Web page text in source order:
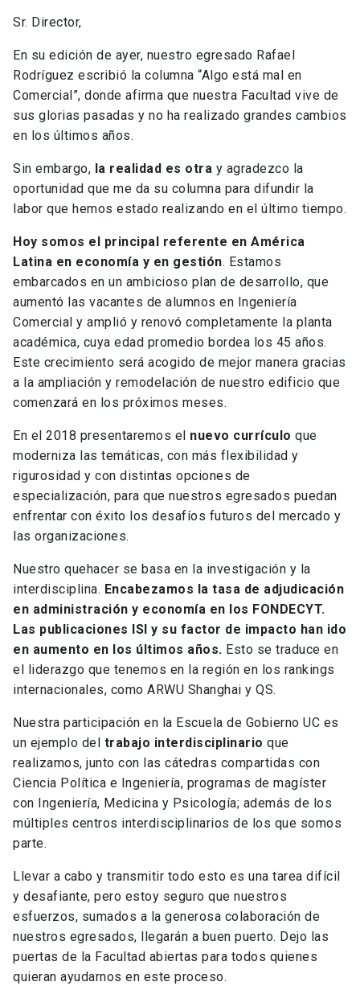
Sr. Director,
En su edición de ayer, nuestro egresado Rafael
Rodríguez escribió la columna “Algo está mal en
Comercial”, donde afirma que nuestra Facultad vive de
sus glorias pasadas y no ha realizado grandes cambios
en los últimos años.
Sin embargo, la realidad es otra y agradezco la
oportunidad que me da su columna para difundir la
labor que hemos estado realizando en el último tiempo.
Hoy somos el principal referente en América
Latina en economía y en gestión. Estamos
embarcados en un ambicioso plan de desarrollo, que
aumentó las vacantes de alumnos en Ingeniería
Comercial y amplió y renovó completamente la planta
académica, cuya edad promedio bordea los 45 años.
Este crecimiento será acogido de mejor manera gracias
a la ampliación y remodelación de nuestro edificio que
comenzará en los próximos meses.
En el 2018 presentaremos el nuevo currículo que
moderniza las temáticas, con más flexibilidad y
rigurosidad y con distintas opciones de
especialización, para que nuestros egresados puedan
enfrentar con éxito los desafíos futuros del mercado y
las organizaciones.
Nuestro quehacer se basa en la investigación y la
interdisciplina. Encabezamos la tasa de adjudicación
en administración y economía en los FONDECYT.
Las publicaciones ISI y su factor de impacto han ido
en aumento en los últimos años. Esto se traduce en
el liderazgo que tenemos en la región en los rankings
internacionales, como ARWU Shanghai y QS.
Nuestra participación en la Escuela de Gobierno UC es
un ejemplo del trabajo interdisciplinario que
realizamos, junto con las cátedras compartidas con
Ciencia Política e Ingeniería, programas de magíster
con Ingeniería, Medicina y Psicología; además de los
múltiples centros interdisciplinarios de los que somos
parte.
Llevar a cabo y transmitir todo esto es una tarea difícil
y desafiante, pero estoy seguro que nuestros
esfuerzos, sumados a la generosa colaboración de
nuestros egresados, llegarán a buen puerto. Dejo las
puertas de la Facultad abiertas para todos quienes
quieran ayudarnos en este proceso.